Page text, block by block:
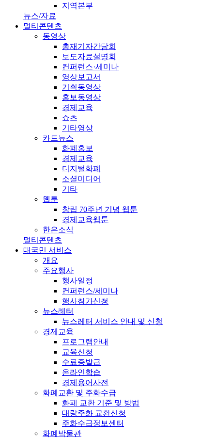
지역본부
뉴스/자료
멀티콘텐츠
동영상
총재기자간담회
보도자료설명회
컨퍼런스·세미나
영상보고서
기획동영상
홍보동영상
경제교육
쇼츠
기타영상
카드뉴스
화폐홍보
경제교육
디지털화폐
소셜미디어
기타
웹툰
창립 70주년 기념 웹툰
경제교육웹툰
한은소식
멀티콘텐츠
대국민 서비스
개요
주요행사
행사일정
컨퍼런스/세미나
행사참가신청
뉴스레터
뉴스레터 서비스 안내 및 신청
경제교육
프로그램안내
교육신청
수료증발급
온라인학습
경제용어사전
화폐교환 및 주화수급
화폐 교환 기준 및 방법
대량주화 교환신청
주화수급정보센터
화폐박물관